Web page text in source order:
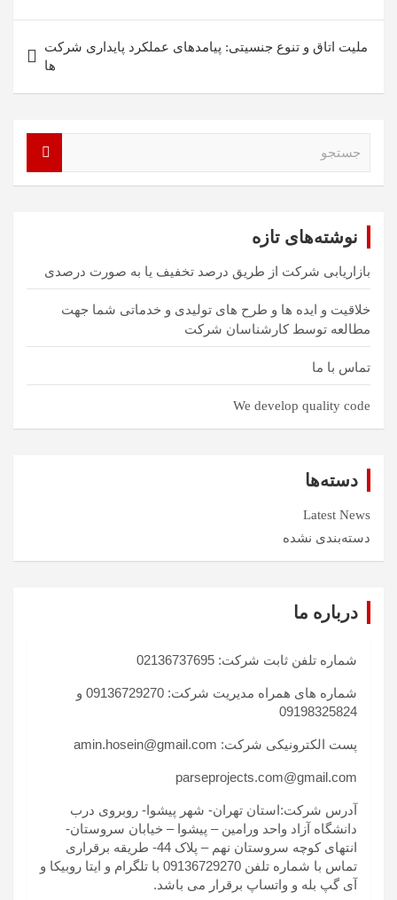
ملیت اتاق و تنوع جنسیتی: پیامدهای عملکرد پایداری شرکت
ها
نوشته‌های تازه
بازاریابی شرکت از طریق درصد تخفیف یا به صورت درصدی
خلاقیت و ایده ها و طرح های تولیدی و خدماتی شما جهت
مطالعه توسط کارشناسان شرکت
تماس با ما
We develop quality code
دسته‌ها
Latest News
دسته‌بندی نشده
درباره ما
شماره تلفن ثابت شرکت: 02136737695
شماره های همراه مدیریت شرکت: 09136729270 و
09198325824
پست الکترونیکی شرکت: amin.hosein@gmail.com
parseprojects.com@gmail.com
آدرس شرکت:استان تهران- شهر پیشوا- روبروی درب
دانشگاه آزاد واحد ورامین – پیشوا – خیابان سروستان-
انتهای کوچه سروستان نهم – پلاک 44- طریقه برقراری
تماس با شماره تلفن 09136729270 با تلگرام و ایتا روبیکا و
آی گپ بله و واتساپ برقرار می باشد.